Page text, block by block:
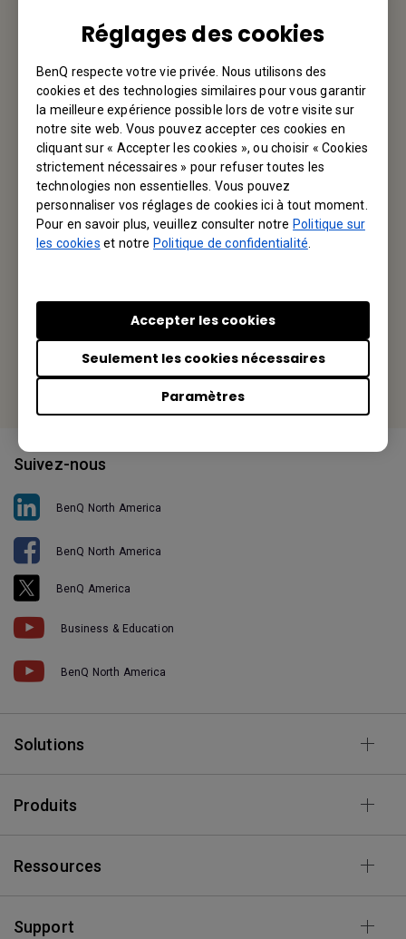
Réglages des cookies
BenQ respecte votre vie privée. Nous utilisons des
cookies et des technologies similaires pour vous garantir
la meilleure expérience possible lors de votre visite sur
notre site web. Vous pouvez accepter ces cookies en
cliquant sur « Accepter les cookies », ou choisir « Cookies
strictement nécessaires » pour refuser toutes les
technologies non essentielles. Vous pouvez
personnaliser vos réglages de cookies ici à tout moment.
Pour en savoir plus, veuillez consulter notrePolitique sur
les cookies et notrePolitique de confidentialité
Paramètres
Seulement les cookies nécessaires
Accepter les cookies
Nous aimerions avoir de vos nouvelles.
Contactez-nous
Votre BenQ
BenQ America Corp.
3200 Park Center Drive, Suite 150 Costa Mesa, CA 92626,
USA
Fax: +1-714-557-0200
Or find your local office
Suivez-nous
BenQ North America
BenQ North America
BenQ America
Business & Education
BenQ North America
Solutions
Produits
Ressources
Support